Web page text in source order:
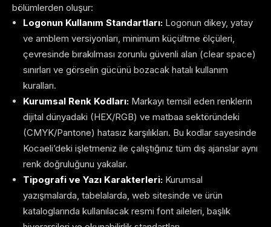
bölümlerden oluşur:
Logonun Kullanım Standartları: Logonun dikey, yatay
ve amblem versiyonları, minimum küçültme ölçüleri,
çevresinde bırakılması zorunlu güvenli alan (clear space)
sınırları ve görselin gücünü bozacak hatalı kullanım
kuralları.
Kurumsal Renk Kodları: Markayı temsil eden renklerin
dijital dünyadaki (HEX/RGB) ve matbaa sektöründeki
(CMYK/Pantone) hatasız karşılıkları. Bu kodlar sayesinde
Kocaeli’deki işletmeniz ile çalıştığınız tüm dış ajanslar aynı
renk doğruluğunu yakalar.
Tipografi ve Yazı Karakterleri: Kurumsal
yazışmalarda, tabelalarda, web sitesinde ve ürün
kataloglarında kullanılacak resmi font aileleri, başlık